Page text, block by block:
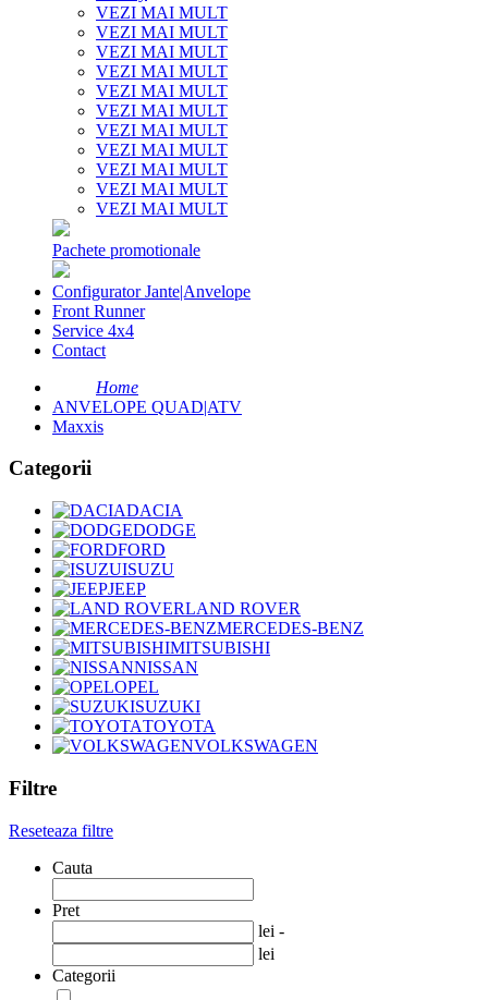
VEZI MAI MULT
VEZI MAI MULT
VEZI MAI MULT
VEZI MAI MULT
VEZI MAI MULT
VEZI MAI MULT
VEZI MAI MULT
VEZI MAI MULT
VEZI MAI MULT
VEZI MAI MULT
VEZI MAI MULT
Pachete promotionale
Configurator Jante|Anvelope
Front Runner
Service 4x4
Contact
Home
ANVELOPE QUAD|ATV
Maxxis
Categorii
DACIA
DODGE
FORD
ISUZU
JEEP
LAND ROVER
MERCEDES-BENZ
MITSUBISHI
NISSAN
OPEL
SUZUKI
TOYOTA
VOLKSWAGEN
Filtre
Reseteaza filtre
Cauta
Pret
lei -
lei
Categorii